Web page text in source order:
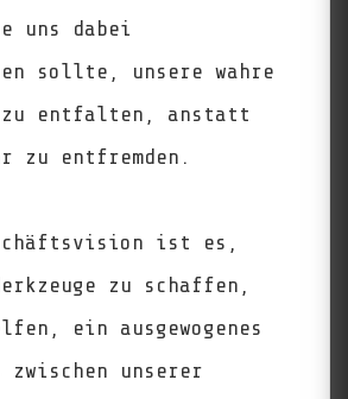
uns dabei
sollte, unsere wahre
entfalten, anstatt
zu entfremden.
ist es,
zu schaffen,
ein ausgewogenes
unserer